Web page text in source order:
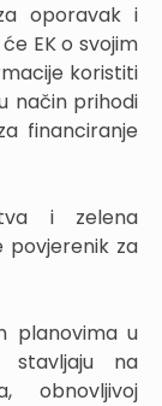
oporavak i
EK o svojim
koristiti
način prihodi
financiranje
i zelena
povjerenik za
planovima u
stavljaju na
obnovljivoj